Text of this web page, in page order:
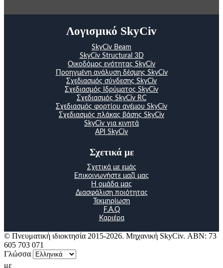
Λογισμικό SkyCiv
SkyCiv Beam
SkyCiv Structural 3D
Οικοδόμος ενότητας SkyCiv
Προηγμένη ανάλυση δέσμης SkyCiv
Σχεδιασμός σύνδεσης SkyCiv
Σχεδιασμός Ιδρύματος SkyCiv
Σχεδιασμός SkyCiv RC
Σχεδιασμός φορτίου ανέμου SkyCiv
Σχεδιασμός πλάκας βάσης SkyCiv
SkyCiv για κινητά
API SkyCiv
Σχετικά με
Σχετικά με εμάς
Επικοινωνήστε μαζί μας
Η ομάδα μας
Διασφάλιση ποιότητας
Τεκμηρίωση
F.A.Q
Καριέρα
© Πνευματική ιδιοκτησία 2015-2026. Μηχανική SkyCiv. ΑΒΝ: 73
605 703 071
Γλώσσα
με